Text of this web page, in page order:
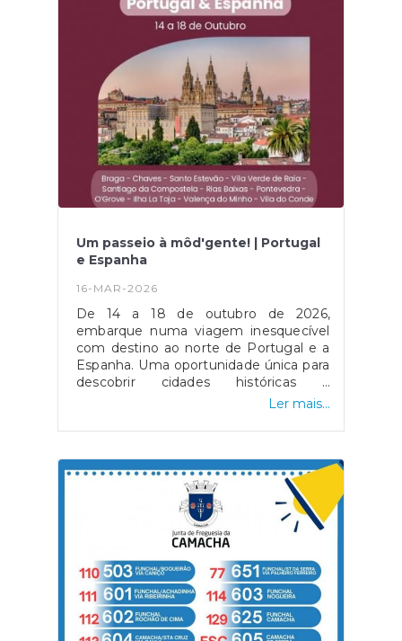
Um passeio à môd'gente! | Portugal
e Espanha
16-MAR-2026
De 14 a 18 de outubro de 2026,
embarque numa viagem inesquecível
com destino ao norte de Portugal e a
Espanha. Uma oportunidade única para
descobrir cidades históricas e
paisagens deslumbrantes.Data limite
(após reembolso na plataforma)Tudo
pagamentoPrepare-se para dias cheios
de cultura, tradição, boa gastronomia e
paisagens inesquecíveis!Informações e
inscrições: Junta de Freguesia da
Ler mais...